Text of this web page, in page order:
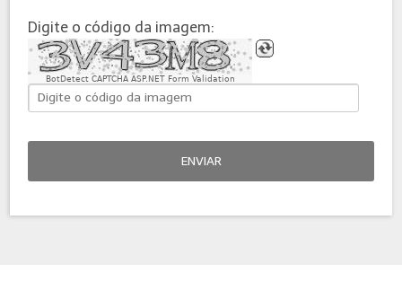
Digite o código da imagem:
BotDetect CAPTCHA ASP.NET Form Validation
ENVIAR